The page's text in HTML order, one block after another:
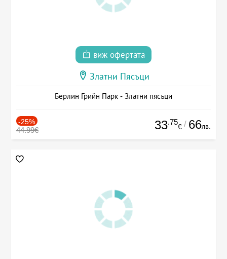
виж офертата
Златни Пясъци
Берлин Грийн Парк - Златни пясъци
-25%
44.99€ 33.75
€ / 66лв.